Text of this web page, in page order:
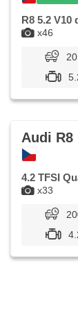
zatmavená
x46
R8 5.2 V10
x33
Audi R8
4.2 TFSI